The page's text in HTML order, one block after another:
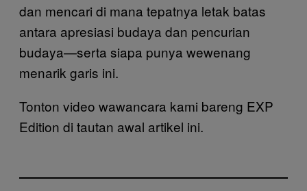
dan mencari di mana tepatnya letak batas
antara apresiasi budaya dan pencurian
budaya—serta siapa punya wewenang
menarik garis ini.
Tonton video wawancara kami bareng EXP
Edition di tautan awal artikel ini.